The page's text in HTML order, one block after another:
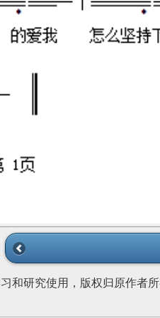
和研究使用，版权归原作者